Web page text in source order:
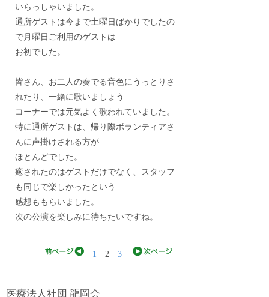
いらっしゃいました。
通所ゲストは今まで土曜日ばかりでしたの
で月曜日ご利用のゲストは
お初でした。
皆さん、お二人の奏でる音色にうっとりさ
れたり、一緒に歌いましょう
コーナーでは元気よく歌われていました。
特に通所ゲストは、帰り際ボランティアさ
んに声掛けされる方が
ほとんどでした。
癒されたのはゲストだけでなく、スタッフ
も同じで楽しかったという
感想ももらいました。
次の公演を楽しみに待ちたいですね。
1 2 3
医療法人社団 龍岡会